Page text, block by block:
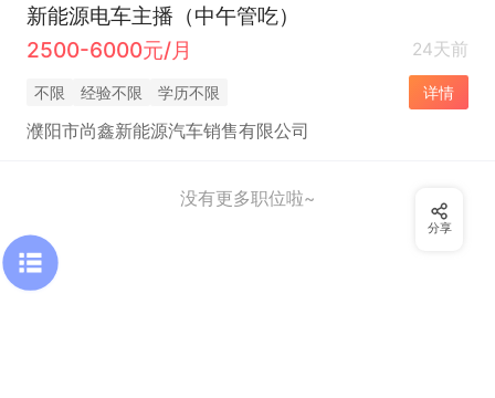
新能源电车主播（中午管吃）
2500-6000元/月
24天前
不限 经验不限 学历不限 详情
濮阳市尚鑫新能源汽车销售有限公司
没有更多职位啦~
分享